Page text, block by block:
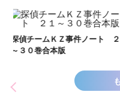
探偵チームＫＺ事件ノート
～４０巻合本版